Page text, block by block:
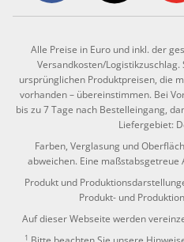
Alle Preise in Euro und inkl. der
Versandkosten/
ursprünglichen Produktpreisen, die
vorhanden – übereinstimmen. Bei
bis zu 7 Tage nach Bestelleingang,
Liefergebiet:
Farben, Verglasung und
abweichen. Eine
Produkt und
Produkt- und
Auf dieser Webseite werden
1